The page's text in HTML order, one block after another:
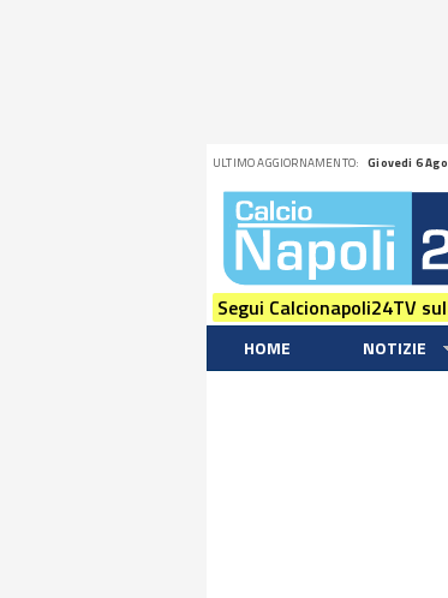
ULTIMO AGGIORNAMENTO: Giovedi 6
Segui Calcionapoli24TV
HOME NOTIZIE